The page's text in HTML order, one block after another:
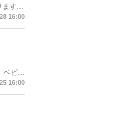
ますよ
かり
16:00
ベビー
、16:00